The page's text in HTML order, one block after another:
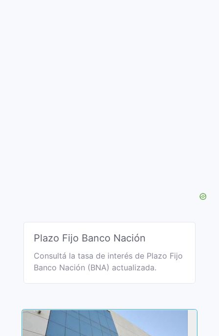
Plazo Fijo Banco Nación
Consultá la tasa de interés de Plazo Fijo
Banco Nación (BNA) actualizada.